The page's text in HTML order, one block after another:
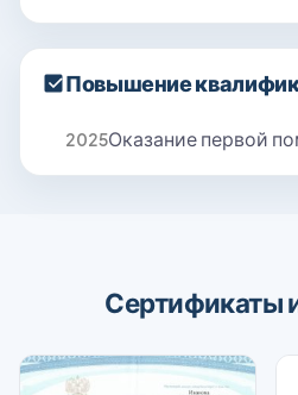
Повышение
2025Оказание первой
Сертификаты